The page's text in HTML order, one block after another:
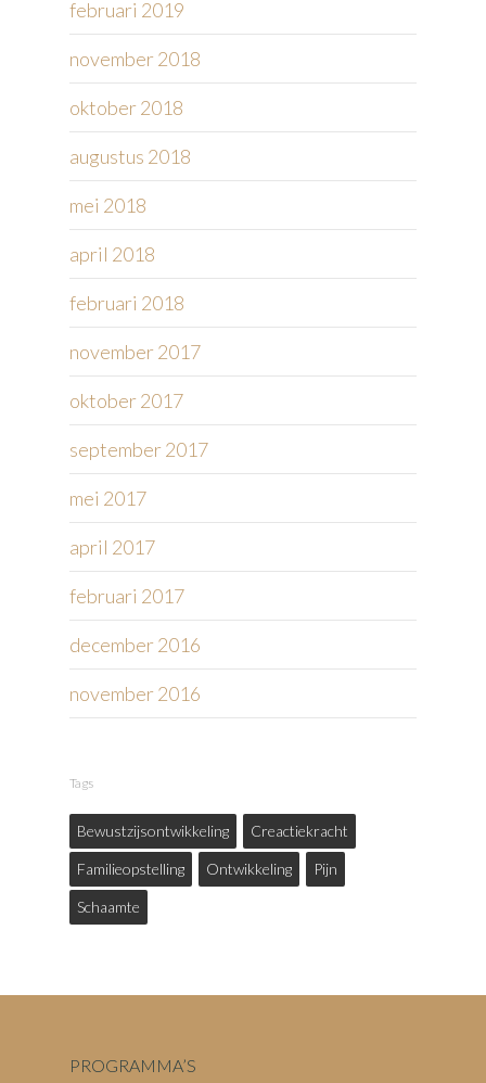
februari 2019
november 2018
oktober 2018
augustus 2018
mei 2018
april 2018
februari 2018
november 2017
oktober 2017
september 2017
mei 2017
april 2017
februari 2017
december 2016
november 2016
Tags
Bewustzijsontwikkeling Creactiekracht
Familieopstelling Ontwikkeling Pijn
Schaamte
PROGRAMMA’S